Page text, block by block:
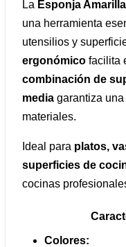
La Esponja
una herramienta
utensilios y
ergonómico facilita
combinación de
media garantiza
materiales.
Ideal para platos,
superficies de
cocinas
Colores: